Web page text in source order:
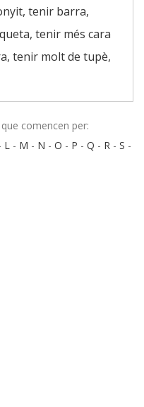
tenir barra,
tenir més cara
tenir molt de tupè,
comencen per:
L - M - N - O - P - Q - R - S -